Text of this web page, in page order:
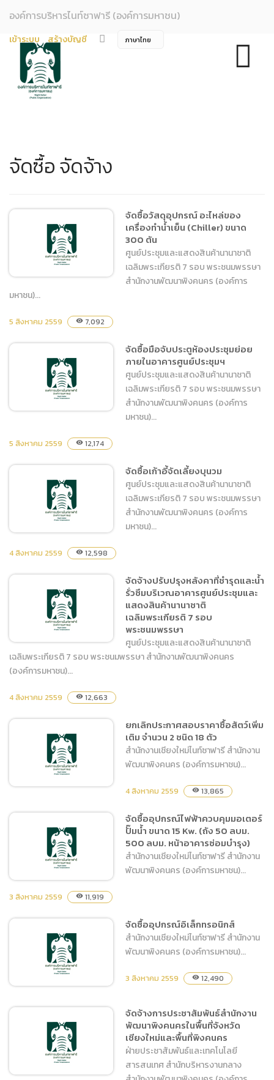
องค์การบริหารไนท์ซาฟารี (องค์การมหาชน)
เข้าระบบ สร้างบัญชี
จัดซื้อ จัดจ้าง
จัดซื้อวัสดุอุปกรณ์ อะไหล่ของ
ขนาด 300 ตัน
จัดซื้อวัสดุอุปกรณ์ อะไหล่ของ
เครื่องทำน้ำเย็น (Chiller) ขนาด
300 ตัน
ศูนย์ประชุมและแสดงสินค้านานาชาติ
เฉลิมพระเกียรติ 7 รอบ พระชนมพรรษา
สำนักงานพัฒนาพิงคนคร (องค์การ
มหาชน)...
5 สิงหาคม 2559 visibility 7,092
ย่อยภายในอาคารศูนย์ประ
จัดซื้อมือจับประตูห้องประชุมย่อย
ภายในอาคารศูนย์ประชุมฯ
ศูนย์ประชุมและแสดงสินค้านานาชาติ
เฉลิมพระเกียรติ 7 รอบ พระชนมพรรษา
สำนักงานพัฒนาพิงคนคร (องค์การ
มหาชน)...
5 สิงหาคม 2559 visibility 12,174
จัดซื้อเก้าอี้จัดเลี้ยงบุนวม
จัดซื้อเก้าอี้จัดเลี้ยงบุนวม
ศูนย์ประชุมและแสดงสินค้านานาชาติ
เฉลิมพระเกียรติ 7 รอบ พระชนมพรรษา
สำนักงานพัฒนาพิงคนคร (องค์การ
มหาชน)...
4 สิงหาคม 2559 visibility 12,598
และน้ำรั่วซึมบริเวณอาคาร
รอบ พระชนมพรรษา
จัดจ้างปรับปรุงหลังคาที่ชำรุดและน้ำ
รั่วซึมบริเวณอาคารศูนย์ประชุมและ
แสดงสินค้านานาชาติ
เฉลิมพระเกียรติ 7 รอบ
พระชนมพรรษา
ศูนย์ประชุมและแสดงสินค้านานาชาติ
เฉลิมพระเกียรติ 7 รอบ พระชนมพรรษา สำนักงานพัฒนาพิงคนคร
(องค์การมหาชน)...
4 สิงหาคม 2559 visibility 12,663
ยกเลิกประกาศสอบราคาซื้อ
สัตว์เพิ่มเติม จำนวน 2 ชนิด
ยกเลิกประกาศสอบราคาซื้อสัตว์เพิ่ม
เติม จำนวน 2 ชนิด 18 ตัว
สำนักงานเชียงใหม่ไนท์ซาฟารี สำนักงาน
พัฒนาพิงคนคร (องค์การมหาชน)...
4 สิงหาคม 2559 visibility 13,865
จัดซื้ออุปกรณ์ไฟฟ้าควบคุม
มอเตอร์ปั๊มน้ำ ขนาด 15 Kw.
(ถัง 50 ลบม. 500 ลบม. หน้า
อาคารซ่อมบำรุง)
จัดซื้ออุปกรณ์ไฟฟ้าควบคุมมอเตอร์
ปั๊มน้ำ ขนาด 15 Kw. (ถัง 50 ลบม.
500 ลบม. หน้าอาคารซ่อมบำรุง)
สำนักงานเชียงใหม่ไนท์ซาฟารี สำนักงาน
พัฒนาพิงคนคร (องค์การมหาชน)...
3 สิงหาคม 2559 visibility 11,919
จัดซื้ออุปกรณ์อิเล็กทรอนิกส์
จัดซื้ออุปกรณ์อิเล็กทรอนิกส์
สำนักงานเชียงใหม่ไนท์ซาฟารี สำนักงาน
พัฒนาพิงคนคร (องค์การมหาชน)...
3 สิงหาคม 2559 visibility 12,490
จัดจ้างการประชาสัมพันธ์สำนักงาน
พัฒนาพิงคนครในพื้นที่จังหวัด
เชียงใหม่และพื้นที่พิงคนคร
ฝ่ายประชาสัมพันธ์และเทคโนโลยี
สารสนเทศ สำนักบริหารงานกลาง